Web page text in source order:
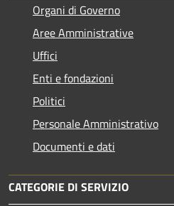
Organi di Governo
Aree Amministrative
Uffici
Enti e fondazioni
Politici
Personale Amministrativo
Documenti e dati
CATEGORIE DI SERVIZIO